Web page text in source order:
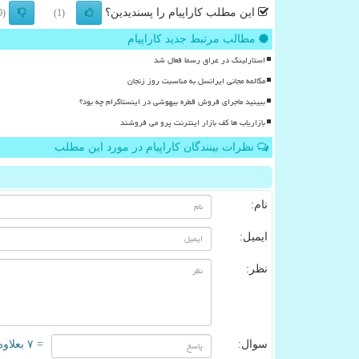
این مطلب کاراپیام را پسندیدین؟ (1)
(0)
مطالب مرتبط جدید کاراپیام
استارلینک در عراق رسما فعال شد
مکالمه مجانی ایرانسل به مناسبت روز زنجان
ببینید ماجرای فروش قطره بیهوشی در اینستاگرام چه بود؟
بازاریاب ها کف بازار اینترنت پرو می فروشند
نظرات بینندگان کاراپیام در مورد این مطلب
نام:
ایمیل:
نظر:
سوال: = ۷ بعلاوه ۱